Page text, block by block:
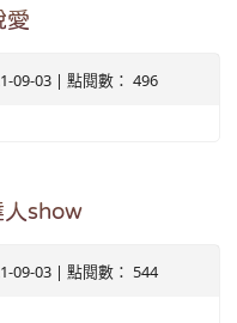
愛
09-03 | 點閱數： 496
人show
09-03 | 點閱數： 544